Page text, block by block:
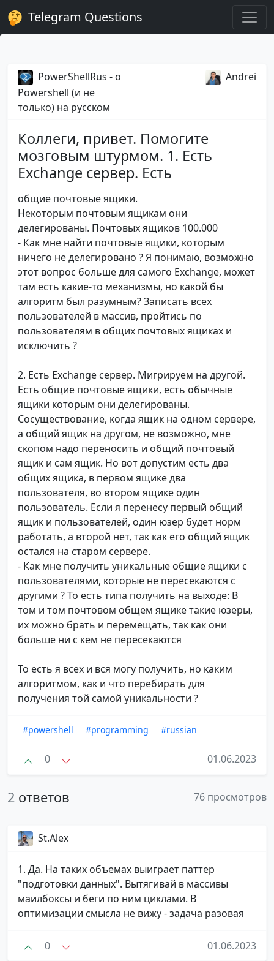
Telegram Questions
PowerShellRus - о
Powershell (и не
только) на русском
Andrei
Коллеги, привет. Помогите
мозговым штурмом. 1. Есть
Exchange сервер. Есть
общие почтовые ящики.
Некоторым почтовым ящикам они
делегированы. Почтовых ящиков 100.000
- Как мне найти почтовые ящики, которым
ничего не делегировано ? Я понимаю, возможно
этот вопрос больше для самого Exchange, может
там есть какие-то механизмы, но какой бы
алгоритм был разумным? Записать всех
пользователей в массив, пройтись по
пользователям в общих почтовых ящиках и
исключить ?
2. Есть Exchange сервер. Мигрируем на другой.
Есть общие почтовые ящики, есть обычные
ящики которым они делегированы.
Сосуществование, когда ящик на одном сервере,
а общий ящик на другом, не возможно, мне
скопом надо переносить и общий почтовый
ящик и сам ящик. Но вот допустим есть два
общих ящика, в первом ящике два
пользователя, во втором ящике один
пользователь. Если я перенесу первый общий
ящик и пользователей, один юзер будет норм
работать, а второй нет, так как его общий ящик
остался на старом сервере.
- Как мне получить уникальные общие ящики с
пользователями, которые не пересекаются с
другими ? То есть типа получить на выходе: В
том и том почтовом общем ящике такие юзеры,
их можно брать и перемещать, так как они
больше ни с кем не пересекаются
То есть я всех и вся могу получить, но каким
алгоритмом, как и что перебирать для
получения той самой уникальности ?
#powershell #programming #russian
0 01.06.2023
2 ответов 76 просмотров
St.Alex
1. Да. На таких объемах выиграет паттер
"подготовки данных". Вытягивай в массивы
маилбоксы и беги по ним циклами. В
оптимизации смысла не вижу - задача разовая
0 01.06.2023